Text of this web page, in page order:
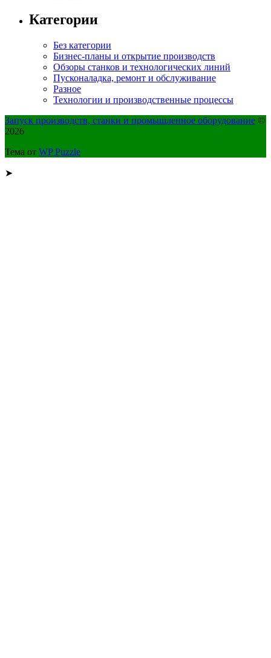
Категории
Без категории
Бизнес-планы и открытие производств
Обзоры станков и технологических линий
Пусконаладка, ремонт и обслуживание
Разное
Технологии и производственные процессы
Запуск производств, станки и промышленное оборудование ©
2026
Тема от WP Puzzle
➤